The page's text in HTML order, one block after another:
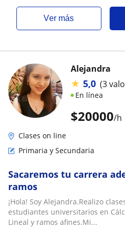
ver más
$20000/h
Alejandra
★ 5,0 (3
En línea
Clases on line
Primaria y Secundaria
Sacaremos tu carrera
ramos
¡Hola! Soy Alejandra.Realizo
estudiantes universitarios en
Lineal y ramos afines.Mi...